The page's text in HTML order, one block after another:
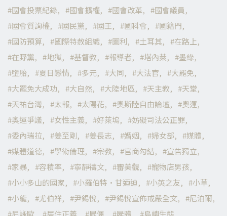
國會投票紀錄
國會擴權 國會改革
國會議員
國會質詢權
國民黨 國王 國科會
國籍門
國防預算
國際特赦組織 圖利 土耳其
在路上
在野黨
地獄 基督教 報導者 塔內萊
墨綠
墮胎
夏日戀情 多元 大同 大法官
大罷免
大罷免大成功
大自然 大陸地區 天主教
天堂
天祐台灣
太報 太陽花 奧斯陸自由論壇
奧運
奧運爭議
女性主義 好萊塢
妨礙司法公正罪
委內瑞拉
姜至剛 姜長志 婚姻 婦女部
媒體
媒體道德
學術倫理 宗教 官商勾結
宣告獨立
家暴
容積率 寧靜禱文 審美觀
寵物店男孩
小小多山的國家
小羅伯特·甘迺迪 小英之友
小草
小龍
尤伯祥 尹錫悅 尹錫悅宣佈戒嚴全文
尼泊爾
尼詠歐
居住正義 屍僵 屍體 島嶼生態